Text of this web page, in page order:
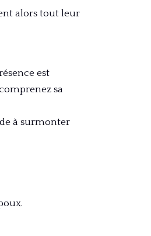
alors tout leur
est
sa
à surmonter